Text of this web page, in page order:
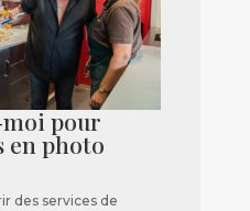
pour
en photo
des services de